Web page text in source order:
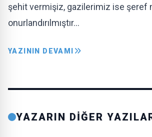
şehit vermişiz, gazilerimiz ise şeref
onurlandırılmıştır…
YAZININ DEVAMI
YAZARIN DİĞER